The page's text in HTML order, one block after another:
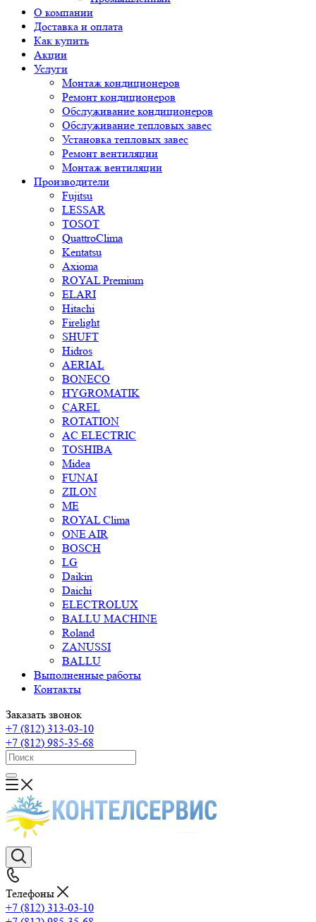
О компании
Доставка и оплата
Как купить
Акции
Услуги
Монтаж кондиционеров
Ремонт кондиционеров
Обслуживание кондиционеров
Обслуживание тепловых завес
Установка тепловых завес
Ремонт вентиляции
Монтаж вентиляции
Производители
Fujitsu
LESSAR
TOSOT
QuattroClima
Kentatsu
Axioma
ROYAL Premium
ELARI
Hitachi
Firelight
SHUFT
Hidros
AERIAL
BONECO
HYGROMATIK
CAREL
ROTATION
AC ELECTRIC
TOSHIBA
Midea
FUNAI
ZILON
ME
ROYAL Clima
ONE AIR
BOSCH
LG
Daikin
Daichi
ELECTROLUX
BALLU MACHINE
Roland
ZANUSSI
BALLU
Выполненные работы
Контакты
Заказать звонок
+7 (812) 313-03-10
+7 (812) 985-35-68
Телефоны
+7 (812) 313-03-10